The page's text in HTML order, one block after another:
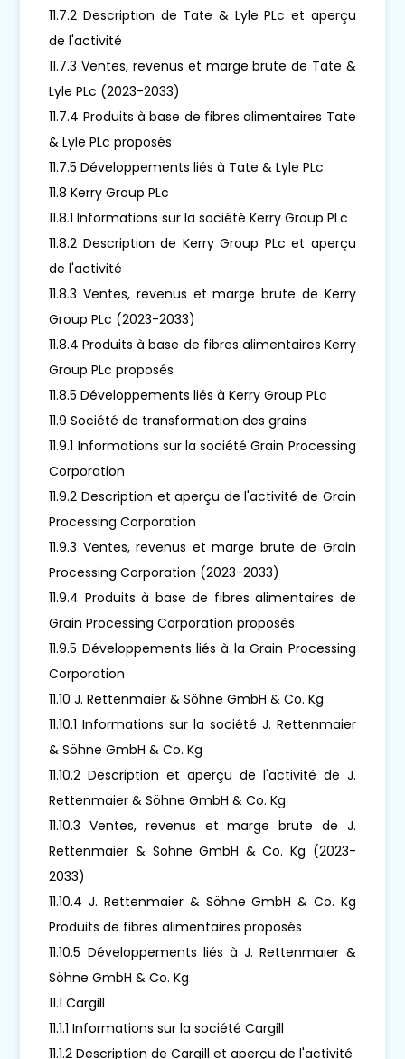
11.7.2 Description de Tate & Lyle PLc et aperçu
de l'activité
11.7.3 Ventes, revenus et marge brute de Tate &
Lyle PLc (2023-2033)
11.7.4 Produits à base de fibres alimentaires Tate
& Lyle PLc proposés
11.7.5 Développements liés à Tate & Lyle PLc
11.8 Kerry Group PLc
11.8.1 Informations sur la société Kerry Group PLc
11.8.2 Description de Kerry Group PLc et aperçu
de l'activité
11.8.3 Ventes, revenus et marge brute de Kerry
Group PLc (2023-2033)
11.8.4 Produits à base de fibres alimentaires Kerry
Group PLc proposés
11.8.5 Développements liés à Kerry Group PLc
11.9 Société de transformation des grains
11.9.1 Informations sur la société Grain Processing
Corporation
11.9.2 Description et aperçu de l'activité de Grain
Processing Corporation
11.9.3 Ventes, revenus et marge brute de Grain
Processing Corporation (2023-2033)
11.9.4 Produits à base de fibres alimentaires de
Grain Processing Corporation proposés
11.9.5 Développements liés à la Grain Processing
Corporation
11.10 J. Rettenmaier & Söhne GmbH & Co. Kg
11.10.1 Informations sur la société J. Rettenmaier
& Söhne GmbH & Co. Kg
11.10.2 Description et aperçu de l'activité de J.
Rettenmaier & Söhne GmbH & Co. Kg
11.10.3 Ventes, revenus et marge brute de J.
Rettenmaier & Söhne GmbH & Co. Kg (2023-
2033)
11.10.4 J. Rettenmaier & Söhne GmbH & Co. Kg
Produits de fibres alimentaires proposés
11.10.5 Développements liés à J. Rettenmaier &
Söhne GmbH & Co. Kg
11.1 Cargill
11.1.1 Informations sur la société Cargill
11.1.2 Description de Cargill et aperçu de l'activité